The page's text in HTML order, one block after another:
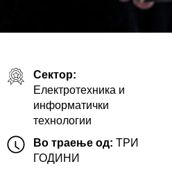
Сектор:
Електротехника и
информатички
технологии
Во траење од: ТРИ
ГОДИНИ